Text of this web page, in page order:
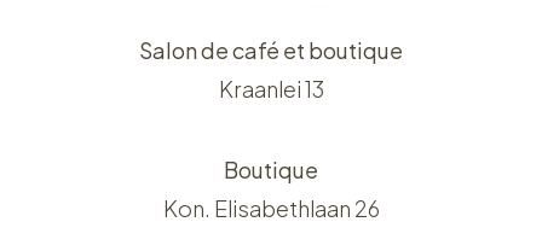
Salon de café et boutique
Kraanlei 13
Boutique
Kon. Elisabethlaan 26